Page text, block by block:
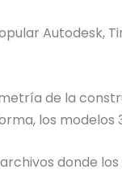
Autodesk,
de la
los modelos
donde